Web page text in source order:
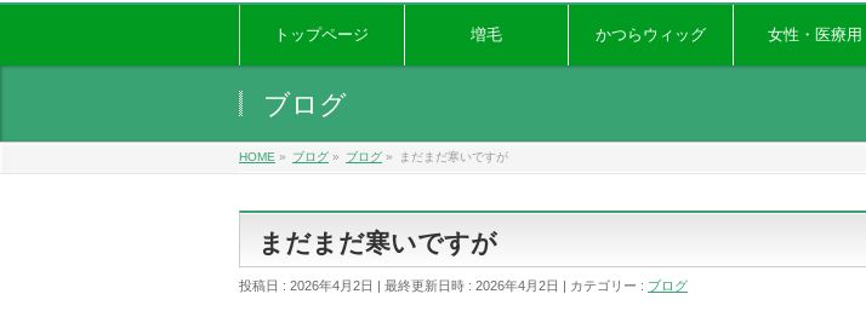
トップページ 増毛 かつらウィッグ 女性・医療用
ブログ
HOME » ブログ » ブログ » まだまだ寒いですが
まだまだ寒いですが
投稿日 : 2026年4月2日 最終更新日時 : 2026年4月2日 カテゴリー : ブログ